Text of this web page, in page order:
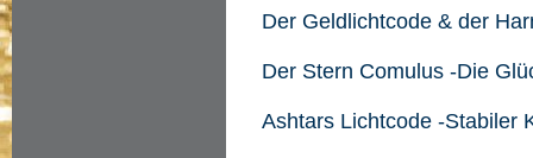
Der Geldlichtcode & der
Der Stern Comulus -Die
Ashtars Lichtcode -Stabiler